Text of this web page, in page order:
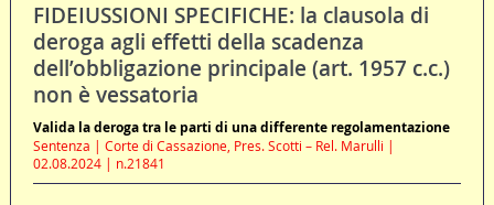
FIDEIUSSIONI SPECIFICHE: la clausola di
deroga agli effetti della scadenza
dell’obbligazione principale (art. 1957 c.c.)
non è vessatoria
Valida la deroga tra le parti di una differente regolamentazione
Sentenza | Corte di Cassazione, Pres. Scotti – Rel. Marulli |
02.08.2024 | n.21841